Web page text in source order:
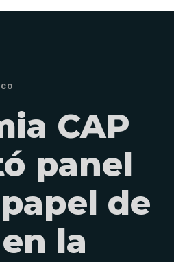
CAP
panel
de
la